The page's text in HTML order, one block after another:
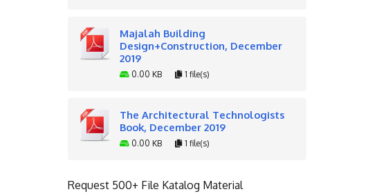
Majalah Building
Design+Construction, December
2019
0.00 KB 1 file(s)
The Architectural Technologists
Book, December 2019
0.00 KB 1 file(s)
Request 500+ File Katalog Material